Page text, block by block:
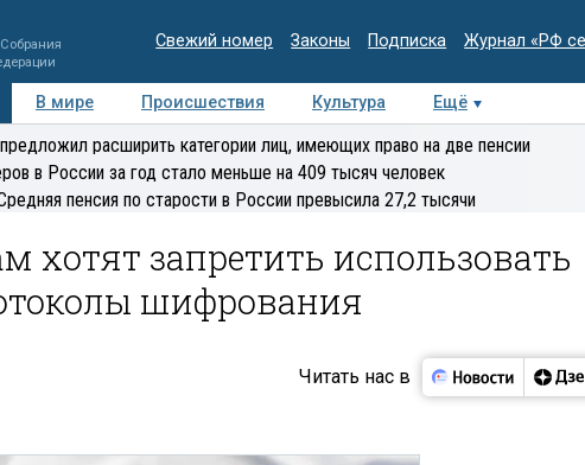
Свежий номер Законы Подписка Журнал «РФ
В мире Происшествия Культура
Ещё
Медиацентр Интервью Колумнисты
расширить категории лиц, имеющих право на две пенсии
в России за год стало меньше на 409 тысяч человек
пенсия по старости в России превысила 27,2 тысячи
хотят запретить использовать
шифрования
Читать нас в